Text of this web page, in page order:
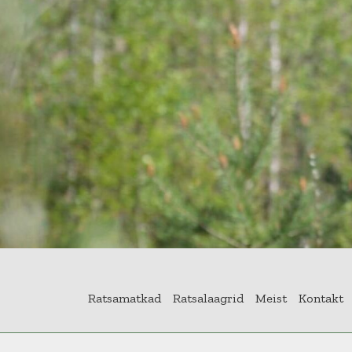
Ratsamatkad Ratsalaagrid Meist Kontakt